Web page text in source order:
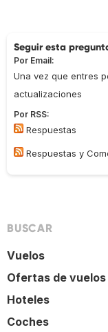
Seguir esta
Por Email:
Una vez que entres
actualizaciones
Por RSS:
Respuestas
Respuestas y
BUSCAR
Vuelos
Ofertas de vuelos
Hoteles
Coches